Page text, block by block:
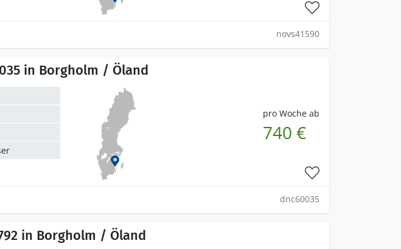
novs41590
in Borgholm / Öland
pro Woche ab
740 €
dnc60035
in Borgholm / Öland